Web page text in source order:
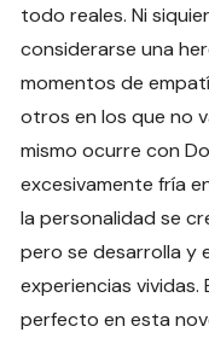
todo reales. Ni
considerarse una
momentos de
otros en los que no
mismo ocurre con
excesivamente fría
la personalidad se
pero se desarrolla y
experiencias
perfecto en esta